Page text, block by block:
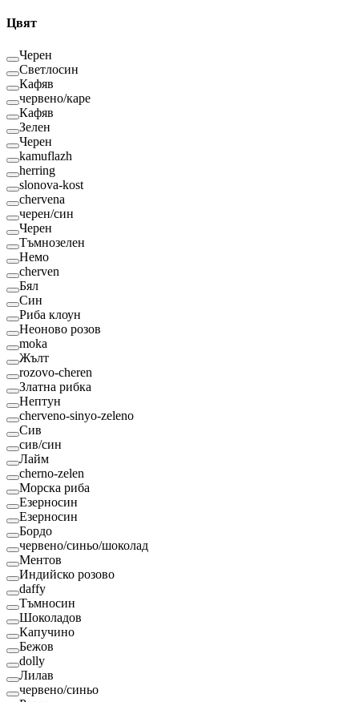
Цвят
Черен
Светлосин
Кафяв
червено/каре
Кафяв
Зелен
Черен
kamuflazh
herring
slonova-kost
chervena
черен/син
Черен
Тъмнозелен
Немо
cherven
Бял
Син
Риба клоун
Неоново розов
moka
Жълт
rozovo-cheren
Златна рибка
Нептун
cherveno-sinyo-zeleno
Сив
сив/син
Лайм
cherno-zelen
Морска риба
Езерносин
Езерносин
Бордо
червено/синьо/шоколад
Ментов
Индийско розово
daffy
Тъмносин
Шоколадов
Капучино
Бежов
dolly
Лилав
червено/синьо